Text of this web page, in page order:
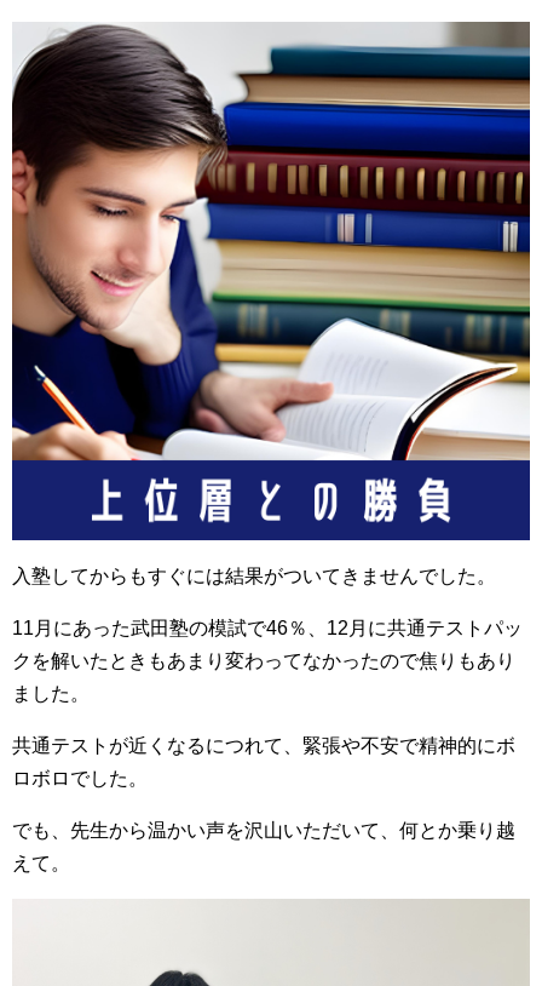
入塾してからもすぐには結果がついてきませんでした。
11月にあった武田塾の模試で46％、12月に共通テストパッ
クを解いたときもあまり変わってなかったので焦りもあり
ました。
共通テストが近くなるにつれて、緊張や不安で精神的にボ
ロボロでした。
でも、先生から温かい声を沢山いただいて、何とか乗り越
えて。